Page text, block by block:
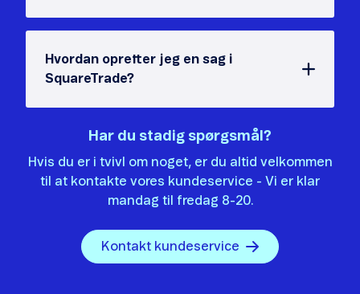
Hvordan opretter jeg en sag i
SquareTrade?
Har du stadig spørgsmål?
Hvis du er i tvivl om noget, er du altid velkommen
til at kontakte vores kundeservice - Vi er klar
mandag til fredag 8-20.
Kontakt kundeservice